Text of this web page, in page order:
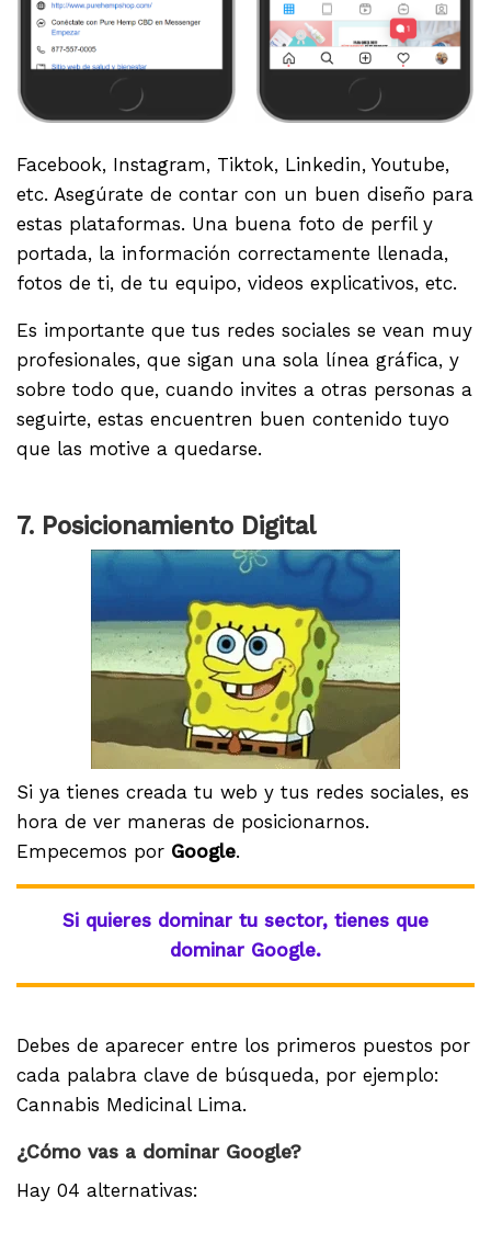
Facebook, Instagram, Tiktok, Linkedin, Youtube,
etc. Asegúrate de contar con un buen diseño para
estas plataformas. Una buena foto de perfil y
portada, la información correctamente llenada,
fotos de ti, de tu equipo, videos explicativos, etc.
Es importante que tus redes sociales se vean muy
profesionales, que sigan una sola línea gráfica, y
sobre todo que, cuando invites a otras personas a
seguirte, estas encuentren buen contenido tuyo
que las motive a quedarse.
7. Posicionamiento Digital
Si ya tienes creada tu web y tus redes sociales, es
hora de ver maneras de posicionarnos.
Empecemos por Google.
Si quieres dominar tu sector, tienes que
dominar Google.
Debes de aparecer entre los primeros puestos por
cada palabra clave de búsqueda, por ejemplo:
Cannabis Medicinal Lima.
¿Cómo vas a dominar Google?
Hay 04 alternativas: